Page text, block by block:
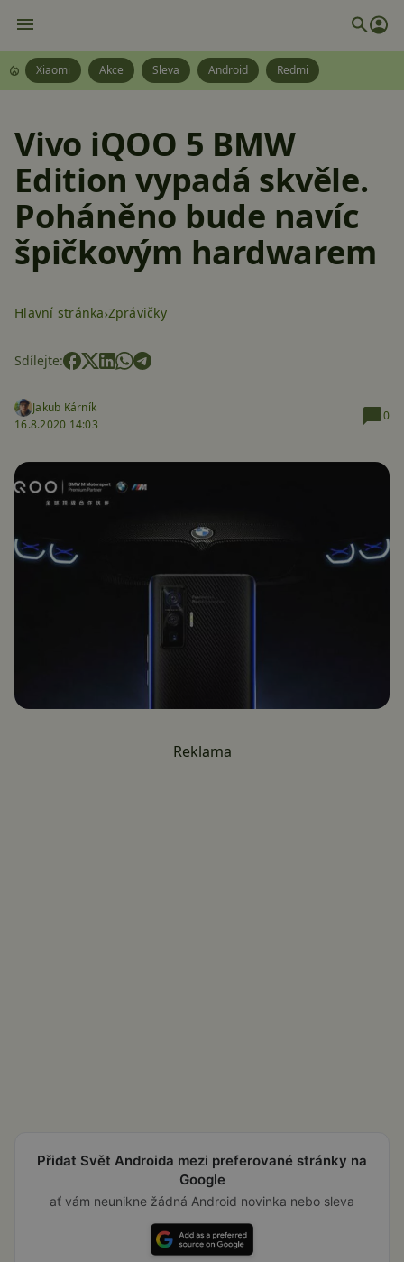
Xiaomi Akce Sleva Android Redmi
Vivo iQOO 5 BMW
Edition vypadá skvěle.
Poháněno bude navíc
špičkovým hardwarem
Hlavní stránka Zprávičky
Sdílejte:
Jakub Kárník
16.8.2020 14:03
0
Reklama
Přidat Svět Androida mezi preferované stránky na
Google
ať vám neunikne žádná Android novinka nebo sleva